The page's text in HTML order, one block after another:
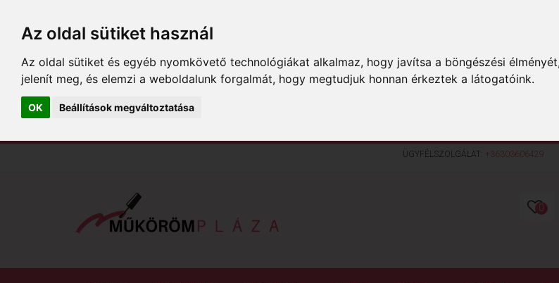
Az oldal sütiket használ
Az oldal sütiket és egyéb nyomkövető technológiákat alkalmaz, hogy javítsa a böngészési
jelenít meg, és elemzi a weboldalunk forgalmát, hogy megtudjuk honnan érkeztek a látogatóink.
OK Beállítások megváltoztatása
ÜGYFÉLSZOLGÁLAT: +36303606429
0